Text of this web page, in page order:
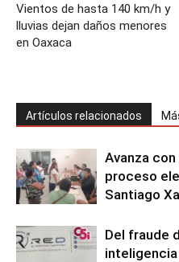
Vientos de hasta 140 km/h y
lluvias dejan daños menores
en Oaxaca
Artículos relacionados
Avanza
proceso
Santiago
Del fraude